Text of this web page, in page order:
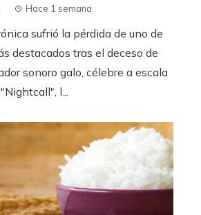
Hace 1 semana
sufrió la pérdida de uno de
destacados tras el deceso de
sonoro galo, célebre a escala
l...